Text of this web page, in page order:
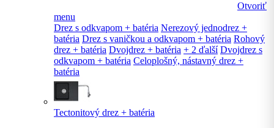
Otvoriť
menu
Drez s odkvapom + batéria Nerezový jednodrez +
batéria Drez s vaničkou a odkvapom + batéria Rohový
drez + batéria Dvojdrez + batéria + 2 ďalší Dvojdrez s
odkvapom + batéria Celoplošný, nástavný drez +
batéria
Tectonitový drez + batéria